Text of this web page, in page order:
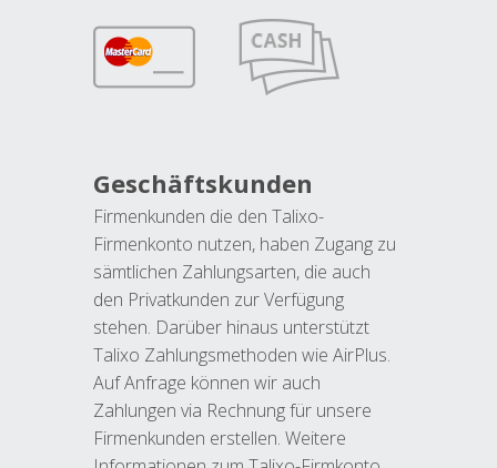
Geschäftskunden
Firmenkunden die den Talixo-
Firmenkonto nutzen, haben Zugang zu
sämtlichen Zahlungsarten, die auch
den Privatkunden zur Verfügung
stehen. Darüber hinaus unterstützt
Talixo Zahlungsmethoden wie AirPlus.
Auf Anfrage können wir auch
Zahlungen via Rechnung für unsere
Firmenkunden erstellen. Weitere